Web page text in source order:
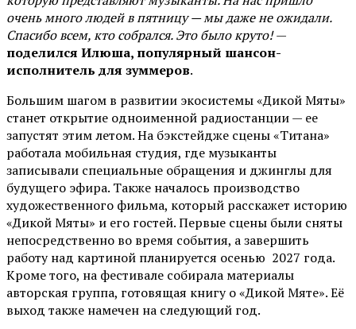
очень много людей в пятницу — мы даже не ожидали.
Спасибо всем, кто собрался. Это было круто!—
поделился Илюша, популярный шансон-
исполнитель для зуммеров.
Большим шагом в развитии экосистемы «Дикой Мяты»
станет открытие одноименной радиостанции — ее
запустят этим летом. На бэкстейдже сцены «Титана»
работала мобильная студия, где музыканты
записывали специальные обращения и джинглы для
будущего эфира. Также началось производство
художественного фильма, который расскажет историю
«Дикой Мяты» и его гостей. Первые сцены были сняты
непосредственно во время события, а завершить
работу над картиной планируется осенью 2027 года.
Кроме того, на фестивале собирала материалы
авторская группа, готовящая книгу о «Дикой Мяте». Её
выход также намечен на следующий год.